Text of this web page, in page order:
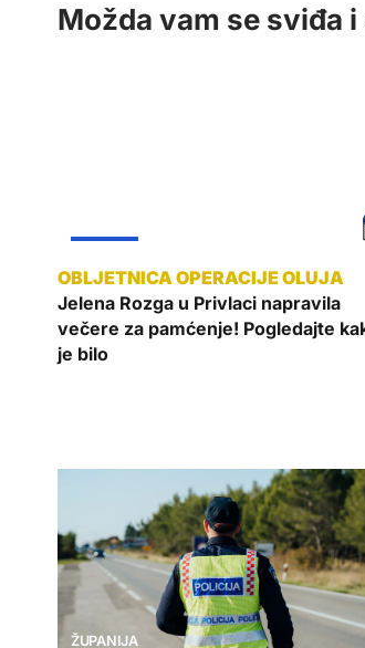
Možda vam se sviđa
Jelena Rozga u Privlaci napravila
večere za pamćenje! Pogledajte
je bilo
ŽUPANIJA